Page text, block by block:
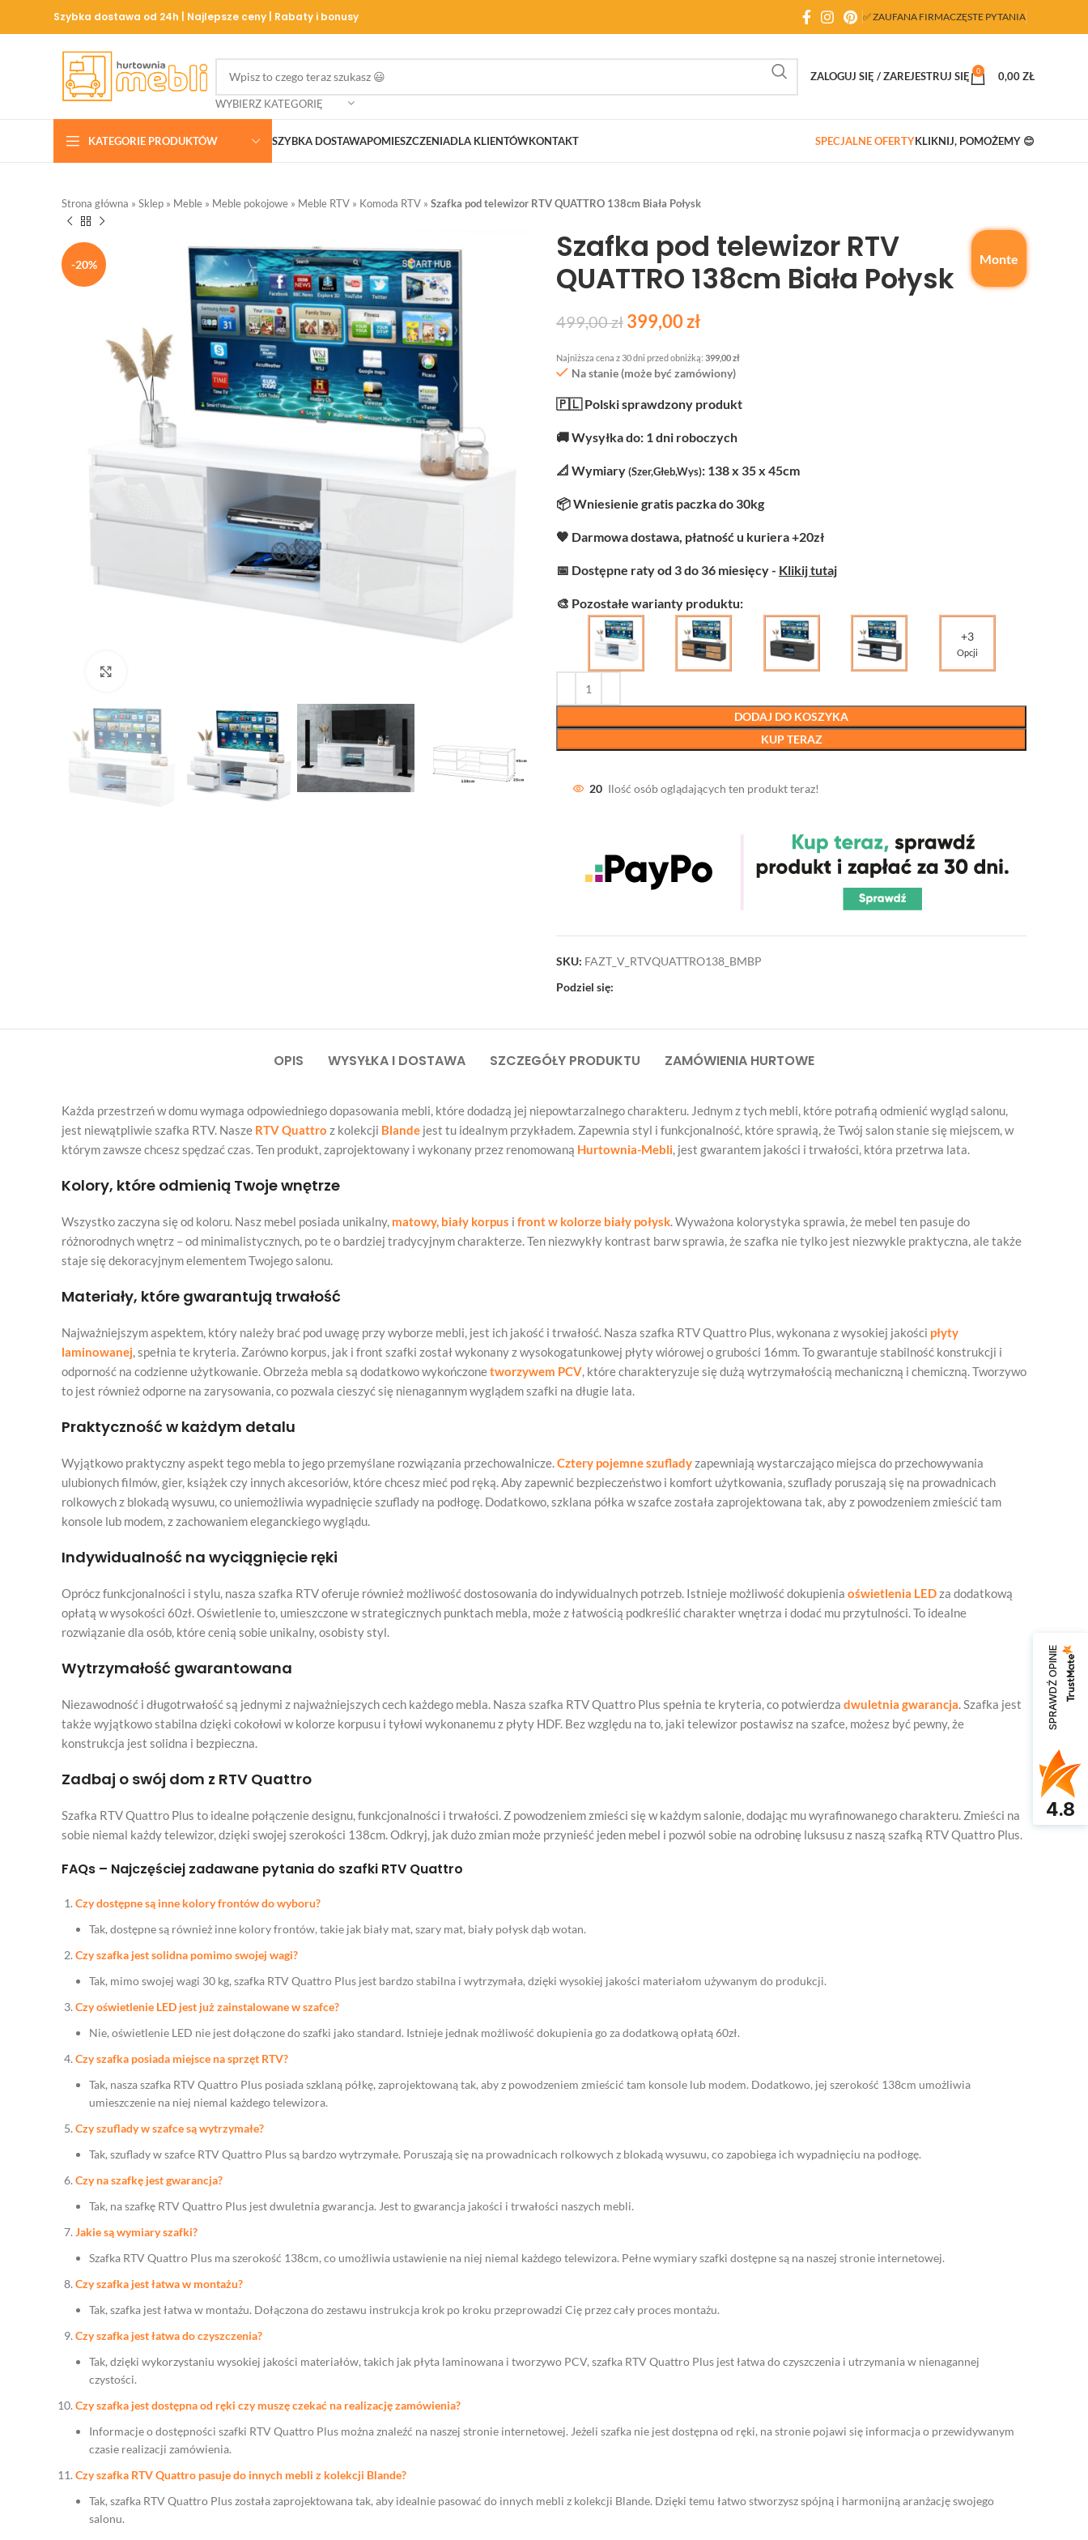
Szybka dostawa od 24h | Najlepsze ceny | Rabaty i bonusy ✅ ZAUFANA FIRMACZĘSTE PYTANIA
WYBIERZ KATEGORIĘ
ZALOGUJ SIĘ / ZAREJESTRUJ SIĘ 0 0,00ZŁ
KATEGORIE PRODUKTÓW SZYBKA DOSTAWAPOMIESZCZENIADLA KLIENTÓWKONTAKT SPECJALNE OFERTYKLIKNIJ, POMOŻEMY 😊
Strona główna » Sklep » Meble » Meble pokojowe » Meble RTV » Komoda RTV » Szafka pod telewizor RTV QUATTRO 138cm Biała Połysk
-20% Monte
Szafka pod telewizor RTV
QUATTRO 138cm Biała Połysk
499,00zł 399,00zł
Najniższa cena z 30 dni przed obniżką: 399,00zł
Na stanie (może być zamówiony)
🇵🇱 Polski sprawdzony produkt
🚚 Wysyłka do: 1 dni roboczych
📐 Wymiary(Szer,Głeb,Wys): 138 x 35 x 45cm
📦 Wniesienie gratis paczka do 30kg
🧡 Darmowa dostawa, płatność u kuriera +20zł
📅 Dostępne raty od 3 do 36 miesięcy - Klikij tutaj
🎨 Pozostałe warianty produktu:
+3
Opcji
DODAJ DO KOSZYKA
KUP TERAZ
20 Ilość osób oglądających ten produkt teraz!
SKU: FAZT_V_RTVQUATTRO138_BMBP
Podziel się:
OPIS WYSYŁKA I DOSTAWA SZCZEGÓŁY PRODUKTU ZAMÓWIENIA HURTOWE
Każda przestrzeń w domu wymaga odpowiedniego dopasowania mebli, które dodadzą jej niepowtarzalnego charakteru. Jednym z tych mebli, które potrafią odmienić wygląd salonu,
jest niewątpliwie szafka RTV. Nasze RTV Quattro z kolekcji Blande jest tu idealnym przykładem. Zapewnia styl i funkcjonalność, które sprawią, że Twój salon stanie się miejscem, w
którym zawsze chcesz spędzać czas. Ten produkt, zaprojektowany i wykonany przez renomowaną Hurtownia-Mebli, jest gwarantem jakości i trwałości, która przetrwa lata.
Kolory, które odmienią Twoje wnętrze
Wszystko zaczyna się od koloru. Nasz mebel posiada unikalny, matowy, biały korpus i front w kolorze biały połysk. Wyważona kolorystyka sprawia, że mebel ten pasuje do
różnorodnych wnętrz – od minimalistycznych, po te o bardziej tradycyjnym charakterze. Ten niezwykły kontrast barw sprawia, że szafka nie tylko jest niezwykle praktyczna, ale także
staje się dekoracyjnym elementem Twojego salonu.
Materiały, które gwarantują trwałość
Najważniejszym aspektem, który należy brać pod uwagę przy wyborze mebli, jest ich jakość i trwałość. Nasza szafka RTV Quattro Plus, wykonana z wysokiej jakości płyty
laminowanej, spełnia te kryteria. Zarówno korpus, jak i front szafki został wykonany z wysokogatunkowej płyty wiórowej o grubości 16mm. To gwarantuje stabilność konstrukcji i
odporność na codzienne użytkowanie. Obrzeża mebla są dodatkowo wykończonetworzywem PCV, które charakteryzuje się dużą wytrzymałością mechaniczną i chemiczną. Tworzywo
to jest również odporne na zarysowania, co pozwala cieszyć się nienagannym wyglądem szafki na długie lata.
Praktyczność w każdym detalu
Wyjątkowo praktyczny aspekt tego mebla to jego przemyślane rozwiązania przechowalnicze.Cztery pojemne szufladyzapewniają wystarczająco miejsca do przechowywania
ulubionych filmów, gier, książek czy innych akcesoriów, które chcesz mieć pod ręką. Aby zapewnić bezpieczeństwo i komfort użytkowania, szuflady poruszają się na prowadnicach
rolkowych z blokadą wysuwu, co uniemożliwia wypadnięcie szuflady na podłogę. Dodatkowo, szklana półka w szafce została zaprojektowana tak, aby z powodzeniem zmieścić tam
konsole lub modem, z zachowaniem eleganckiego wyglądu.
Indywidualność na wyciągnięcie ręki
Oprócz funkcjonalności i stylu, nasza szafka RTV oferuje również możliwość dostosowania do indywidualnych potrzeb. Istnieje możliwość dokupienia oświetlenia LEDza dodatkową
opłatą w wysokości 60zł. Oświetlenie to, umieszczone w strategicznych punktach mebla, może z łatwością podkreślić charakter wnętrza i dodać mu przytulności. To idealne
rozwiązanie dla osób, które cenią sobie unikalny, osobisty styl.
Wytrzymałość gwarantowana
Niezawodność i długotrwałość są jednymi z najważniejszych cech każdego mebla. Nasza szafka RTV Quattro Plus spełnia te kryteria, co potwierdza dwuletnia gwarancja. Szafka jest
także wyjątkowo stabilna dzięki cokołowi w kolorze korpusu i tyłowi wykonanemu z płyty HDF. Bez względu na to, jaki telewizor postawisz na szafce, możesz być pewny, że
konstrukcja jest solidna i bezpieczna.
Zadbaj o swój dom z RTV Quattro
Szafka RTV Quattro Plus to idealne połączenie designu, funkcjonalności i trwałości. Z powodzeniem zmieści się w każdym salonie, dodając mu wyrafinowanego charakteru. Zmieści na
sobie niemal każdy telewizor, dzięki swojej szerokości 138cm. Odkryj, jak dużo zmian może przynieść jeden mebel i pozwól sobie na odrobinę luksusu z naszą szafką RTV Quattro Plus.
FAQs – Najczęściej zadawane pytania do szafki RTV Quattro
Czy dostępne są inne kolory frontów do wyboru?
Tak, dostępne są również inne kolory frontów, takie jak biały mat, szary mat, biały połysk dąb wotan.
Czy szafka jest solidna pomimo swojej wagi?
Tak, mimo swojej wagi 30 kg, szafka RTV Quattro Plus jest bardzo stabilna i wytrzymała, dzięki wysokiej jakości materiałom używanym do produkcji.
Czy oświetlenie LED jest już zainstalowane w szafce?
Nie, oświetlenie LED nie jest dołączone do szafki jako standard. Istnieje jednak możliwość dokupienia go za dodatkową opłatą 60zł.
Czy szafka posiada miejsce na sprzęt RTV?
Tak, nasza szafka RTV Quattro Plus posiada szklaną półkę, zaprojektowaną tak, aby z powodzeniem zmieścić tam konsole lub modem. Dodatkowo, jej szerokość 138cm umożliwia
umieszczenie na niej niemal każdego telewizora.
Czy szuflady w szafce są wytrzymałe?
Tak, szuflady w szafce RTV Quattro Plus są bardzo wytrzymałe. Poruszają się na prowadnicach rolkowych z blokadą wysuwu, co zapobiega ich wypadnięciu na podłogę.
Czy na szafkę jest gwarancja?
Tak, na szafkę RTV Quattro Plus jest dwuletnia gwarancja. Jest to gwarancja jakości i trwałości naszych mebli.
Jakie są wymiary szafki?
Szafka RTV Quattro Plus ma szerokość 138cm, co umożliwia ustawienie na niej niemal każdego telewizora. Pełne wymiary szafki dostępne są na naszej stronie internetowej.
Czy szafka jest łatwa w montażu?
Tak, szafka jest łatwa w montażu. Dołączona do zestawu instrukcja krok po kroku przeprowadzi Cię przez cały proces montażu.
Czy szafka jest łatwa do czyszczenia?
Tak, dzięki wykorzystaniu wysokiej jakości materiałów, takich jak płyta laminowana i tworzywo PCV, szafka RTV Quattro Plus jest łatwa do czyszczenia i utrzymania w nienagannej
czystości.
Czy szafka jest dostępna od ręki czy muszę czekać na realizację zamówienia?
Informacje o dostępności szafki RTV Quattro Plus można znaleźć na naszej stronie internetowej. Jeżeli szafka nie jest dostępna od ręki, na stronie pojawi się informacja o przewidywanym
czasie realizacji zamówienia.
Czy szafka RTV Quattro pasuje do innych mebli z kolekcji Blande?
Tak, szafka RTV Quattro Plus została zaprojektowana tak, aby idealnie pasować do innych mebli z kolekcji Blande. Dzięki temu łatwo stworzysz spójną i harmonijną aranżację swojego
salonu.
SPRAWDŹ OPINIE
4.8